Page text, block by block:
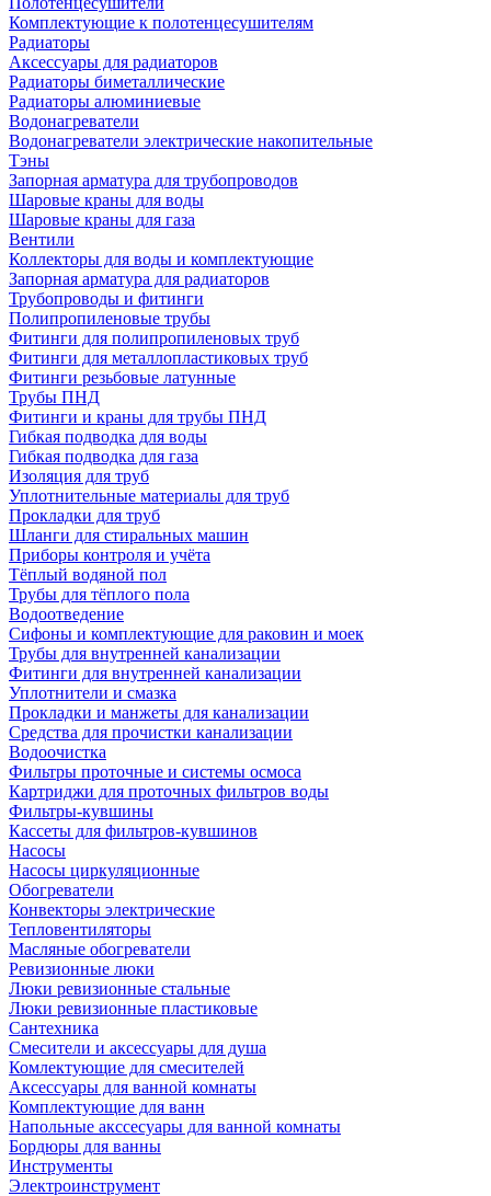
Комплектующие к полотенцесушителям
Радиаторы
Аксессуары для радиаторов
Радиаторы биметаллические
Радиаторы алюминиевые
Водонагреватели
Водонагреватели электрические накопительные
Тэны
Запорная арматура для трубопроводов
Шаровые краны для воды
Шаровые краны для газа
Вентили
Коллекторы для воды и комплектующие
Запорная арматура для радиаторов
Трубопроводы и фитинги
Полипропиленовые трубы
Фитинги для полипропиленовых труб
Фитинги для металлопластиковых труб
Фитинги резьбовые латунные
Трубы ПНД
Фитинги и краны для трубы ПНД
Гибкая подводка для воды
Гибкая подводка для газа
Изоляция для труб
Уплотнительные материалы для труб
Прокладки для труб
Шланги для стиральных машин
Приборы контроля и учёта
Тёплый водяной пол
Трубы для тёплого пола
Водоотведение
Сифоны и комплектующие для раковин и моек
Трубы для внутренней канализации
Фитинги для внутренней канализации
Уплотнители и смазка
Прокладки и манжеты для канализации
Средства для прочистки канализации
Водоочистка
Фильтры проточные и системы осмоса
Картриджи для проточных фильтров воды
Фильтры-кувшины
Кассеты для фильтров-кувшинов
Насосы
Насосы циркуляционные
Обогреватели
Конвекторы электрические
Тепловентиляторы
Масляные обогреватели
Ревизионные люки
Люки ревизионные стальные
Люки ревизионные пластиковые
Сантехника
Смесители и аксессуары для душа
Комлектующие для смесителей
Аксессуары для ванной комнаты
Комплектующие для ванн
Напольные акссесуары для ванной комнаты
Бордюры для ванны
Инструменты
Электроинструмент